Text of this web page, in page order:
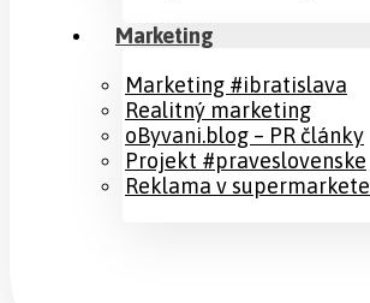
Marketing
Marketing #ibratislava
Realitný marketing
oByvani.blog – PR články
Projekt #praveslovenske
Reklama v supermarkete